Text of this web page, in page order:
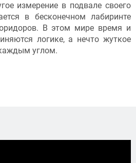
измерение в подвале своего
в бесконечном лабиринте
В этом мире время и
логике, а нечто жуткое
углом.